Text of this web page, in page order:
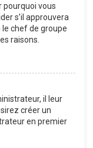
pourquoi vous
s’il approuvera
le chef de groupe
raisons.
il leur
créer un
en premier